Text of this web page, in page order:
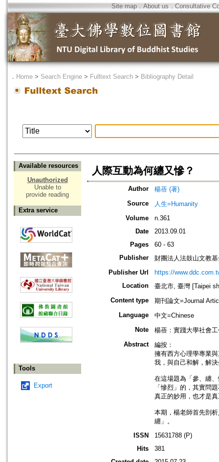
Site map．About us ． Consultative
． Home > Search Engine > Fulltext Search > Bibliography Detail
Available resources
Unauthorized
Unable to
provide reading
Extra service
Tools
Export
人際互動為何纏又慘？
Author
楊蓓 (著)
Source
人生=Humanity
Volume
n.361
Date
2013.09.01
Pages
60 - 63
Publisher
財團法人法鼓山文教
Publisher Url
https://
Location
臺北市, 臺灣 [Taipei
Content type
期刊論文=Journal
Language
中文=Chinese
Note
楊蓓：實踐大學社會
Abstract
編按：
擁有西方心理學專業
我，與自己和解，解
在這場題為「參、纏
「慘烈」的，其實問
真正的妙用，也才是
本期，楊老師首先剖
纏」。
ISSN
15631788 (P)
Hits
381